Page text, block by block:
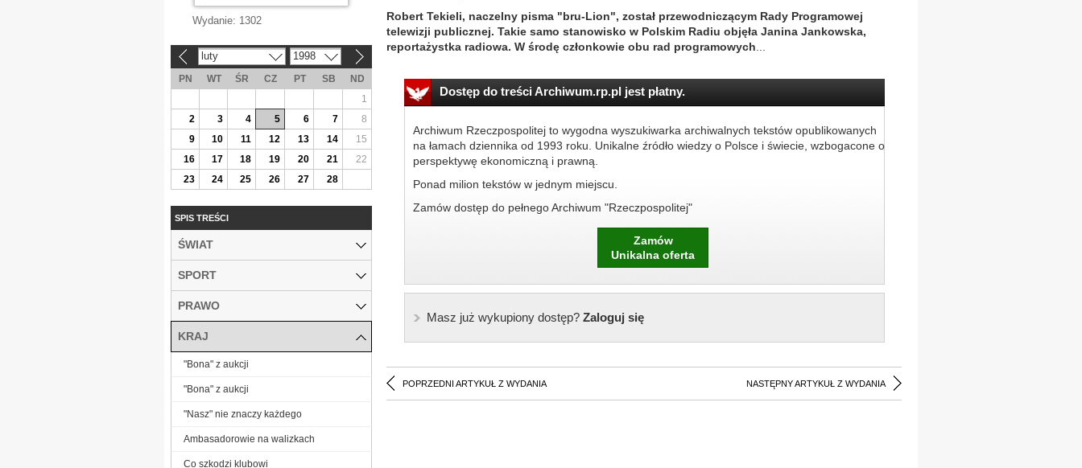
Robert Tekieli, naczelny pisma "bru-Lion", został przewodniczącym Rady Programowej
telewizji publicznej. Takie samo stanowisko w Polskim Radiu objęła Janina Jankowska,
reportażystka radiowa. W środę członkowie obu rad programowych
Dostęp do treści Archiwum.rp.pl jest płatny.
Archiwum Rzeczpospolitej to wygodna wyszukiwarka archiwalnych tekstów opublikowanych
na łamach dziennika od 1993 roku. Unikalne źródło wiedzy o Polsce i świecie, wzbogacone o
perspektywę ekonomiczną i prawną.
Ponad milion tekstów w jednym miejscu.
Zamów dostęp do pełnego Archiwum "Rzeczpospolitej"
Zamów
Unikalna oferta
Masz już wykupiony dostęp?Zaloguj się
POPRZEDNI ARTYKUŁ Z WYDANIA NASTĘPNY ARTYKUŁ Z WYDANIA
Wydanie: 1302
luty 1998
PN WT ŚR CZ PT SB
ND
1
2
3 4 5 6 7
8
9
10 11 12 13 14
15
16
17 18 19 20 21
22
23
24 25 26 27 28
SPIS TREŚCI
ŚWIAT
SPORT
PRAWO
KRAJ
"Bona" z aukcji
"Bona" z aukcji
"Nasz" nie znaczy każdego
Ambasadorowie na walizkach
Co szkodzi klubowi